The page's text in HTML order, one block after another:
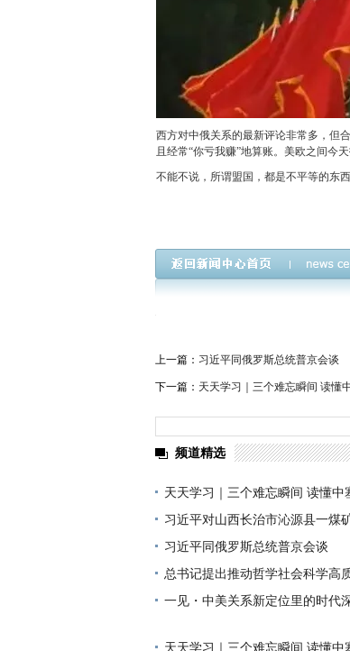
西方对中俄关系的最新评论非常多，但
且经常“你亏我赚”地算账。美欧之间今
不能不说，所谓盟国，都是不平等的东
上一篇： 习近平同俄罗斯总统普京会谈
下一篇： 天天学习｜三个难忘瞬间 读懂
频道精选
天天学习｜三个难忘瞬间 读懂中
习近平对山西长治市沁源县一煤
习近平同俄罗斯总统普京会谈
总书记提出推动哲学社会科学高
一见・中美关系新定位里的时代
天天学习｜三个难忘瞬间 读懂中